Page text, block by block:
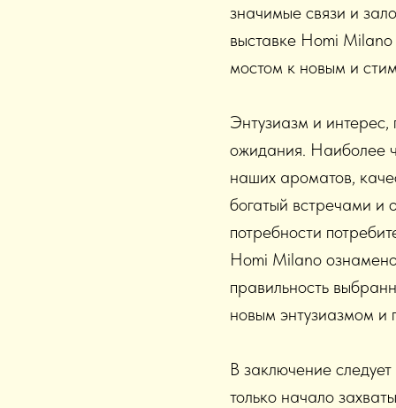
значимые связи и
выставке Homi
мостом к новым и
Энтузиазм и
ожидания. Наиболее
наших ароматов,
богатый встречами и
потребности
Homi Milano
правильность
новым энтузиазмом и
В заключение
только начало